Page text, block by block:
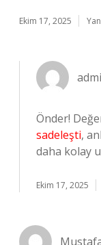
Ekim 17, 2025
Önder!
sadeleşti,
daha kolay
Ekim 17, 2025